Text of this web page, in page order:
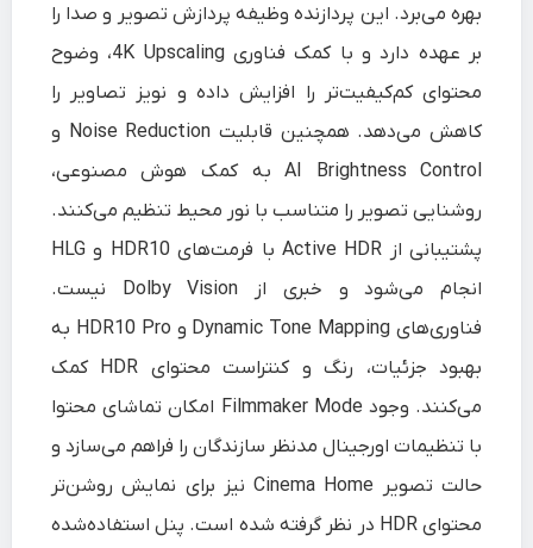
بهره می‌برد. این پردازنده وظیفه پردازش تصویر و صدا را
بر عهده دارد و با کمک فناوری 4K Upscaling، وضوح
محتوای کم‌کیفیت‌تر را افزایش داده و نویز تصاویر را
کاهش می‌دهد. همچنین قابلیت Noise Reduction و
AI Brightness Control به کمک هوش مصنوعی،
روشنایی تصویر را متناسب با نور محیط تنظیم می‌کنند.
پشتیبانی از Active HDR با فرمت‌های HDR10 و HLG
انجام می‌شود و خبری از Dolby Vision نیست.
فناوری‌های Dynamic Tone Mapping و HDR10 Pro به
بهبود جزئیات، رنگ و کنتراست محتوای HDR کمک
می‌کنند. وجود Filmmaker Mode امکان تماشای محتوا
با تنظیمات اورجینال مدنظر سازندگان را فراهم می‌سازد و
حالت تصویر Cinema Home نیز برای نمایش روشن‌تر
محتوای HDR در نظر گرفته شده است. پنل استفاده‌شده